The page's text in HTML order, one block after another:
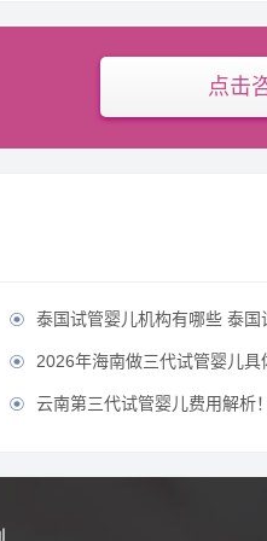
点击
 泰国试管婴儿机构有哪些 泰国
 2026年海南做三代试管婴儿具体花销
 云南第三代试管婴儿费用解析！详